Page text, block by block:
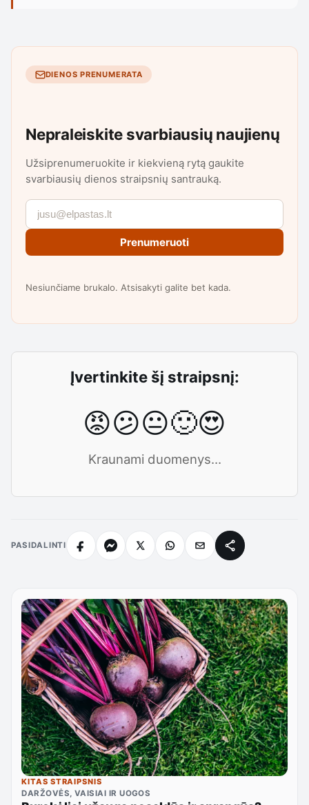
DIENOS PRENUMERATA
Nepraleiskite svarbiausių naujienų
Užsiprenumeruokite ir kiekvieną rytą gaukite
svarbiausių dienos straipsnių santrauką.
Prenumeruoti
Nesiunčiame brukalo. Atsisakyti galite bet kada.
Įvertinkite šį straipsnį:
😡😕😐🙂😍
Kraunami duomenys...
PASIDALINTI
KITAS STRAIPSNIS
DARŽOVĖS, VAISIAI IR UOGOS